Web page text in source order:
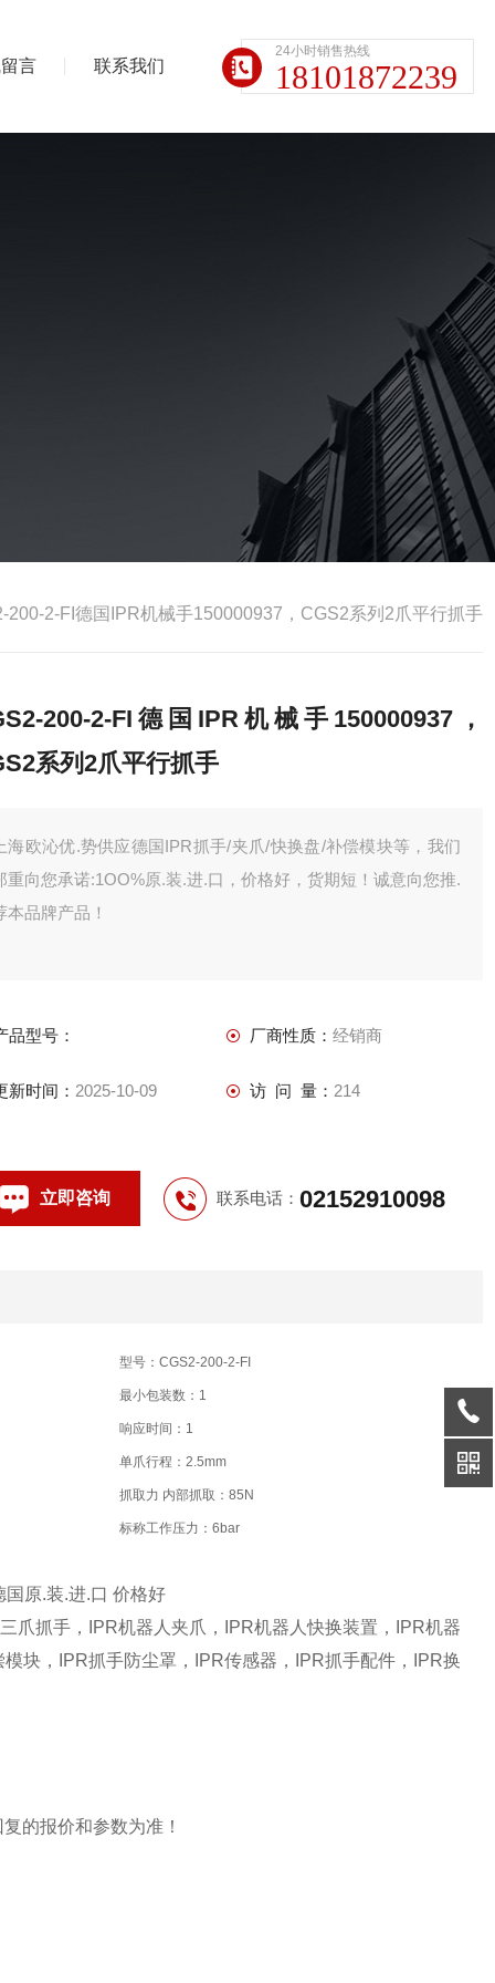
言 联系我们
24小时销售热线
18101872239
200-2-FI德国IPR机械手150000937，CGS2系列2爪平行抓手
200-2-FI德国IPR机械手150000937，
系列2爪平行抓手
上海欧沁优.势供应德国IPR抓手/夹爪/快换盘/补偿模块等，我们
重向您承诺:1OO%原.装.进.口，价格好，货期短！诚意向您推.
本品牌产品！
品型号： 厂商性质： 经销商
新时间： 2025-10-09 访 问 量： 214
立即咨询 联系电话： 02152910098
型号：CGS2-200-2-FI
最小包装数：1
响应时间：1
单爪行程：2.5mm
抓取力 内部抓取：85N
标称工作压力：6bar
原.装.进.口 价格好
爪抓手，IPR机器人夹爪，IPR机器人快换装置，IPR机器
块，IPR抓手防尘罩，IPR传感器，IPR抓手配件，IPR换
的报价和参数为准！